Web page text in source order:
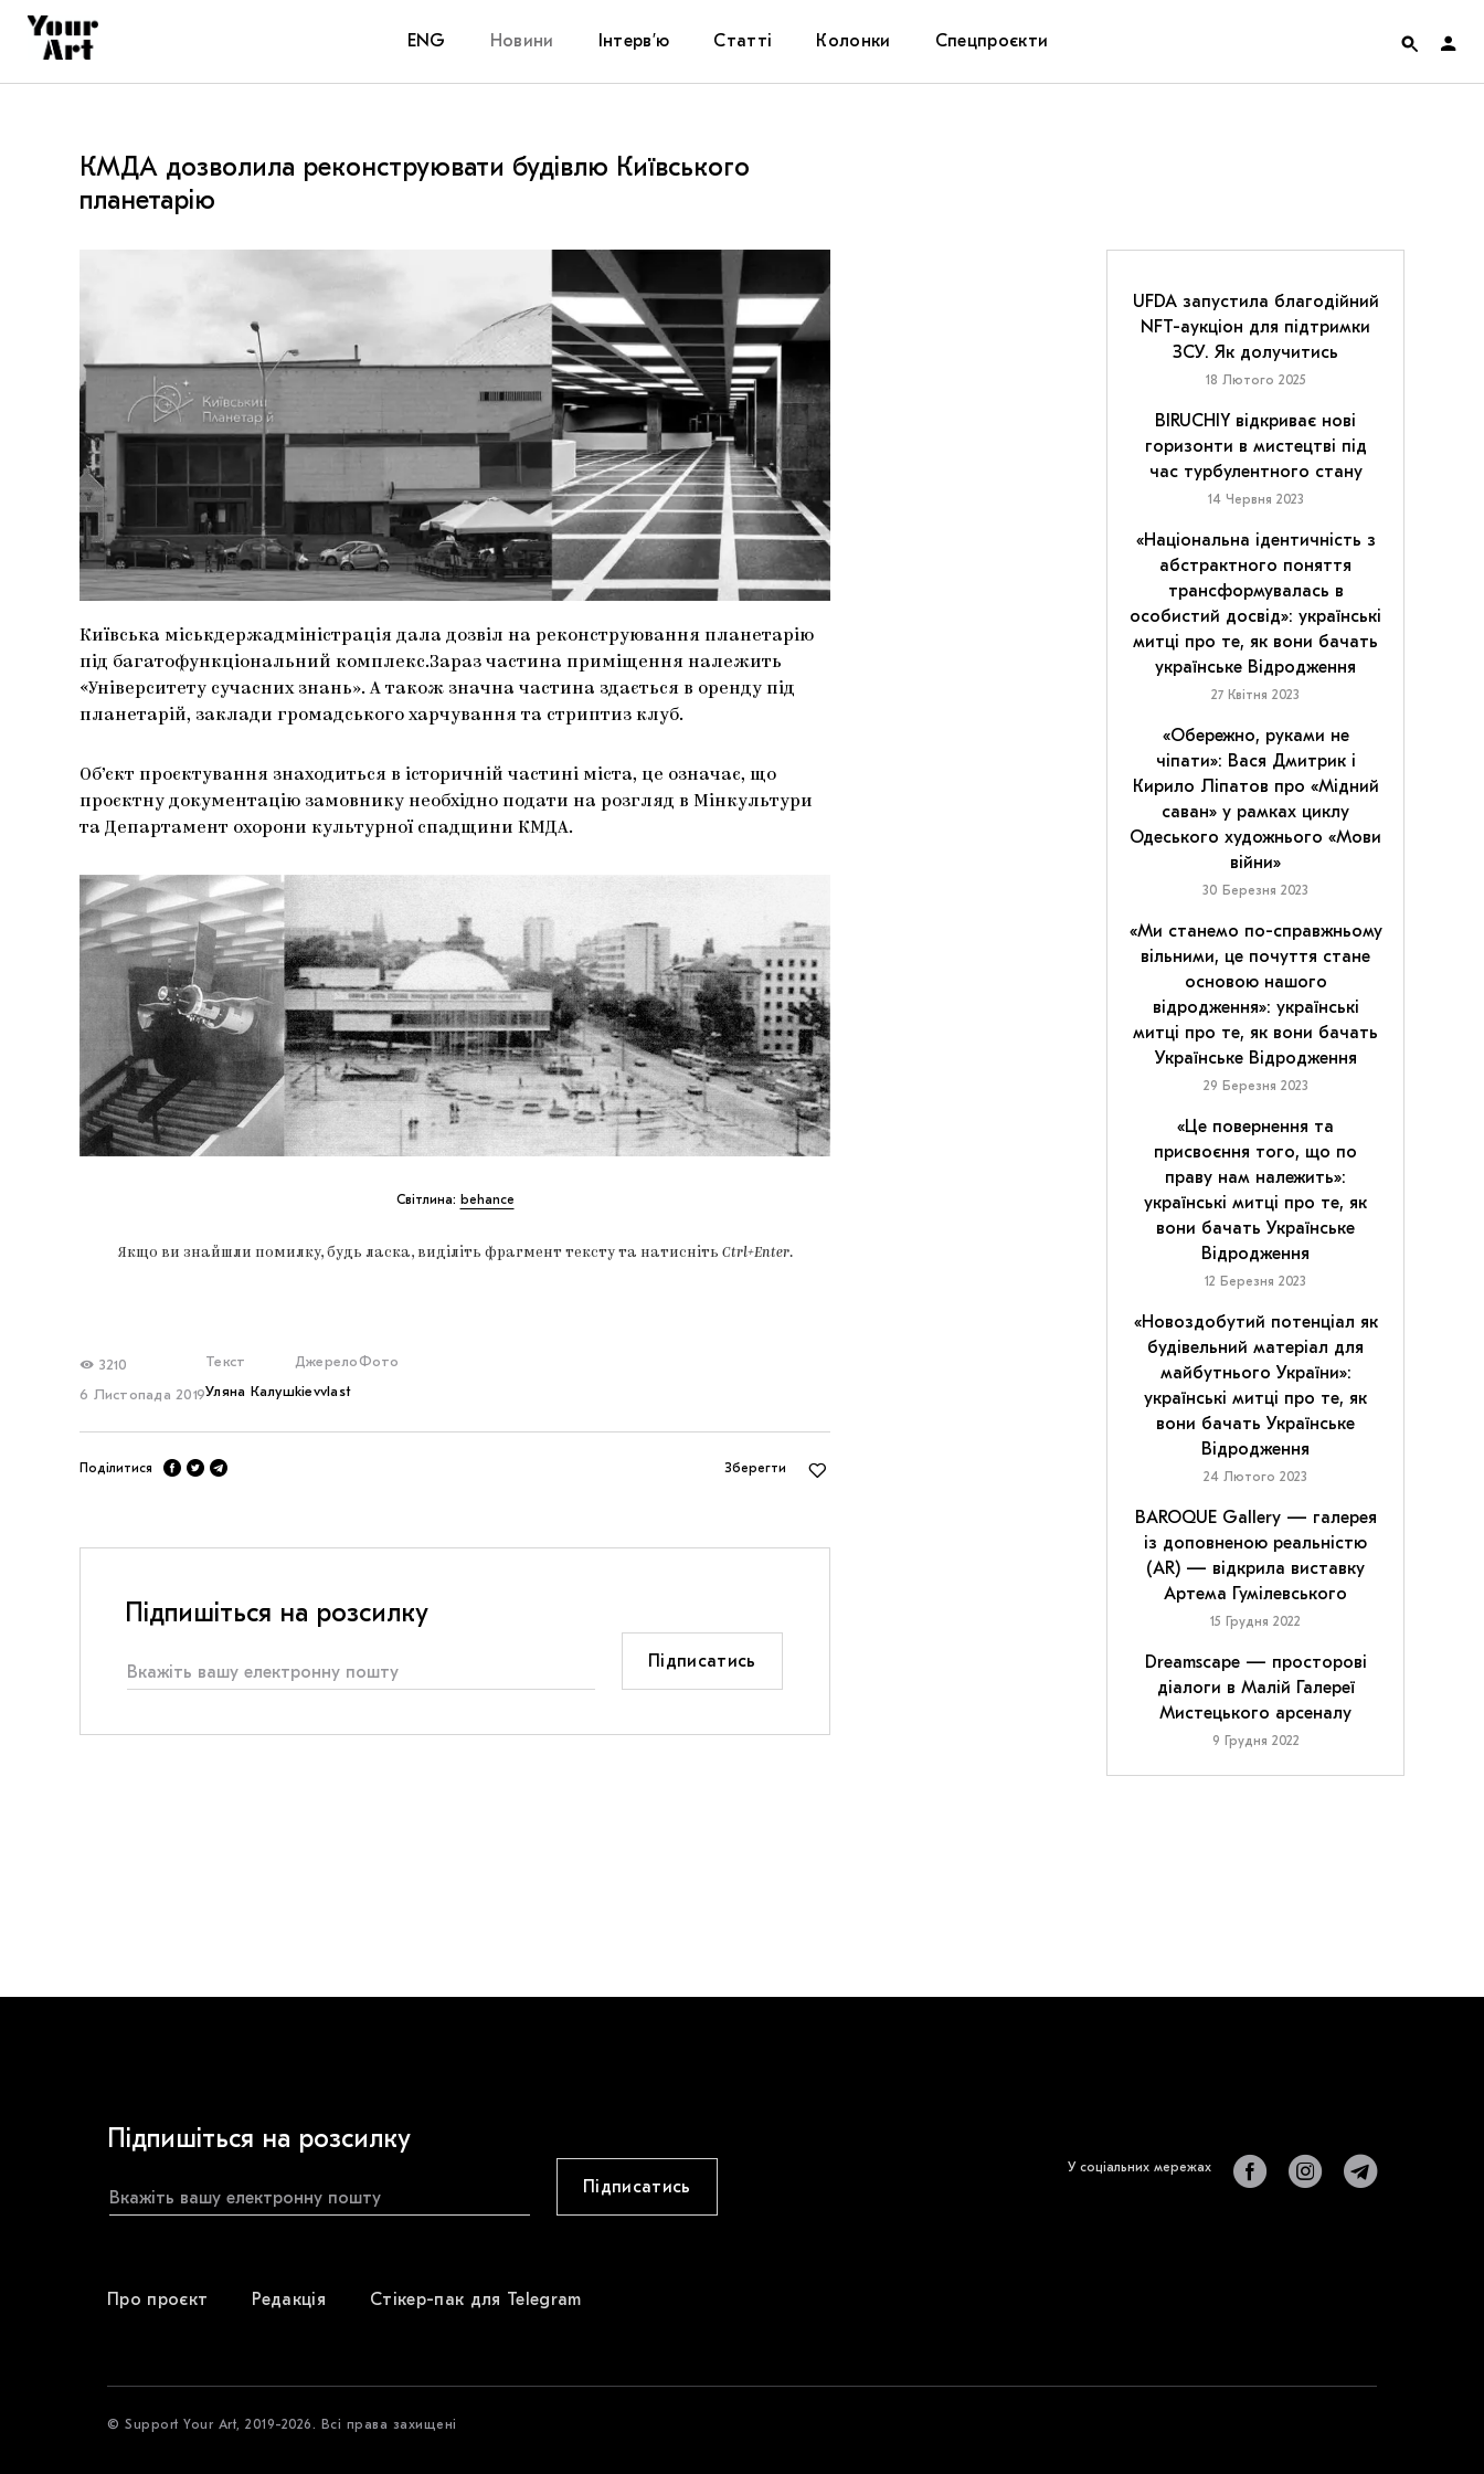
ENG Новини Інтерв’ю Статті Колонки Спецпроєкти
Carpathian Cult про різдвяні свята
КМДА дозволила реконструювати будівлю Київського
планетарію
Київська міськдержадміністрація дала дозвіл на реконструювання планетарію
під багатофункціональний комплекс.Зараз частина приміщення належить
«Університету сучасних знань». А також значна частина здається в оренду під
планетарій, заклади громадського харчування та стриптиз клуб.
Об’єкт проєктування знаходиться в історичній частині міста, це означає, що
проєктну документацію замовнику необхідно подати на розгляд в Мінкультури
та Департамент охорони культурної спадщини КМДА.
Світлина: behance
Якщо ви знайшли помилку, будь ласка, виділіть фрагмент тексту та натисніть Ctrl+Enter.
3210
6 Листопада 2019
Текст
Уляна Калуш
Джерело
kievvlast
Фото
Поділитися Зберегти
Підпишіться на розсилку
Підписатись
UFDA запустила благодійний
NFT-аукціон для підтримки
ЗСУ. Як долучитись
18 Лютого 2025
BIRUCHIY відкриває нові
горизонти в мистецтві під
час турбулентного стану
14 Червня 2023
«Національна ідентичність з
абстрактного поняття
трансформувалась в
особистий досвід»: українські
митці про те, як вони бачать
українське Відродження
27 Квітня 2023
«Обережно, руками не
чіпати»: Вася Дмитрик і
Кирило Ліпатов про «Мідний
саван» у рамках циклу
Одеського художнього «Мови
війни»
30 Березня 2023
«Ми станемо по-справжньому
вільними, це почуття стане
основою нашого
відродження»: українські
митці про те, як вони бачать
Українське Відродження
29 Березня 2023
«Це повернення та
присвоєння того, що по
праву нам належить»:
українські митці про те, як
вони бачать Українське
Відродження
12 Березня 2023
«Новоздобутий потенціал як
будівельний матеріал для
майбутнього України»:
українські митці про те, як
вони бачать Українське
Відродження
24 Лютого 2023
BAROQUE Gallery — галерея
із доповненою реальністю
(AR) — відкрила виставку
Артема Гумілевського
15 Грудня 2022
Dreamscape — просторові
діалоги в Малій Галереї
Мистецького арсеналу
9 Грудня 2022
Підпишіться на розсилку
Підписатись
Про проєкт Редакція Стікер-пак для Telegram
У соціальних мережах
© Support Your Art, 2019-2026. Всі права захищені